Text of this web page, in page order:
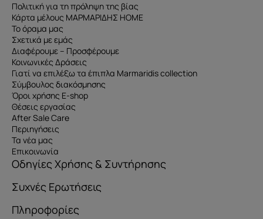
Πολιτική για τη πρόληψη της βίας
Κάρτα μέλους ΜΑΡΜΑΡΙΔΗΣ HOME
Το όραμα μας
Σχετικά με εμάς
Διαφέρουμε – Προσφέρουμε
Κοινωνικές Δράσεις
Γιατί να επιλέξω τα έπιπλα Marmaridis collection
Σύμβουλος διακόσμησης
Όροι χρήσης E-shop
Θέσεις εργασίας
After Sale Care
Περιηγήσεις
Τα νέα μας
Επικοινωνία
Οδηγίες Χρήσης & Συντήρησης
Συχνές Ερωτήσεις
Πληροφορίες